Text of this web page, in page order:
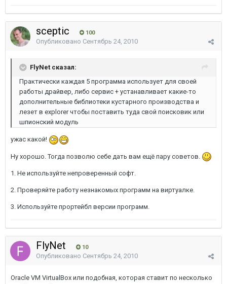
sceptic 100
Опубликовано Сентябрь 24, 2010
FlyNet сказал:
Практически каждая 5 программа использует для своей
работы драйвер, либо сервис + устанавливает какие-то
дополнительные библиотеки кустарного производства и
лезет в explorer чтобы поставить туда свой поисковик или
шпионский модуль
ужас какой!
Ну хорошо. Тогда позволю себе дать вам ещё пару советов.
1. Не используйте непроверенный софт.
2. Проверяйте работу незнакомых программ на виртуалке.
3. Используйте прортейбл версии программ.
FlyNet 10
Опубликовано Сентябрь 24, 2010
Oracle VM VirtualBox или подобная, которая ставит по несколько